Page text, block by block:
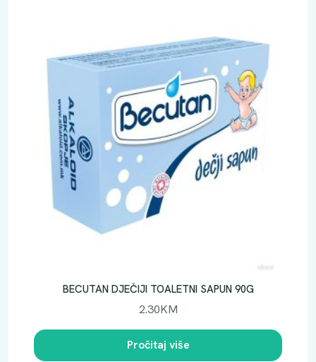
BECUTAN DJEČIJI TOALETNI SAPUN 90G
2.30KM
Pročitaj više